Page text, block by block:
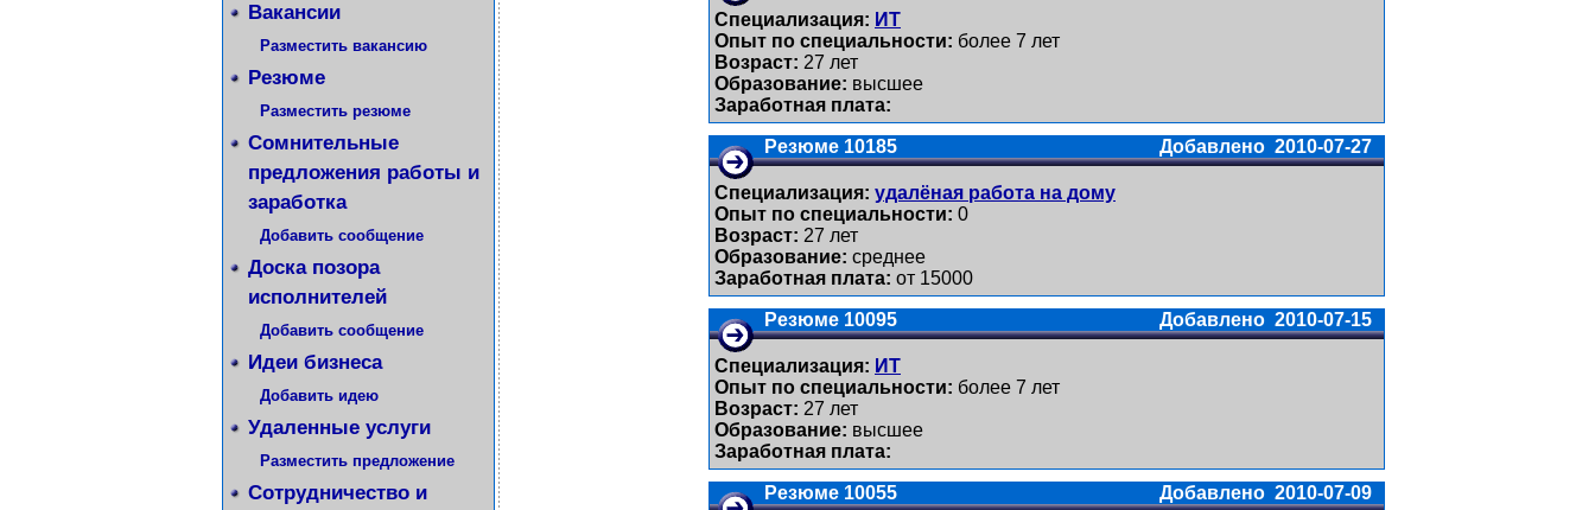
Вакансии
Разместить вакансию
Резюме
Разместить резюме
Сомнительные
предложения работы и
заработка
Добавить сообщение
Доска позора
исполнителей
Добавить сообщение
Идеи бизнеса
Добавить идею
Удаленные услуги
Разместить предложение
Сотрудничество и
Специализация: ИТ
Опыт по специальности: более 7 лет
Возраст: 27 лет
Образование: высшее
Заработная плата:
Резюме 10185 Добавлено 2010-07-27
Специализация: удалёная работа на дому
Опыт по специальности: 0
Возраст: 27 лет
Образование: среднее
Заработная плата: от 15000
Резюме 10095 Добавлено 2010-07-15
Специализация: ИТ
Опыт по специальности: более 7 лет
Возраст: 27 лет
Образование: высшее
Заработная плата:
Резюме 10055 Добавлено 2010-07-09